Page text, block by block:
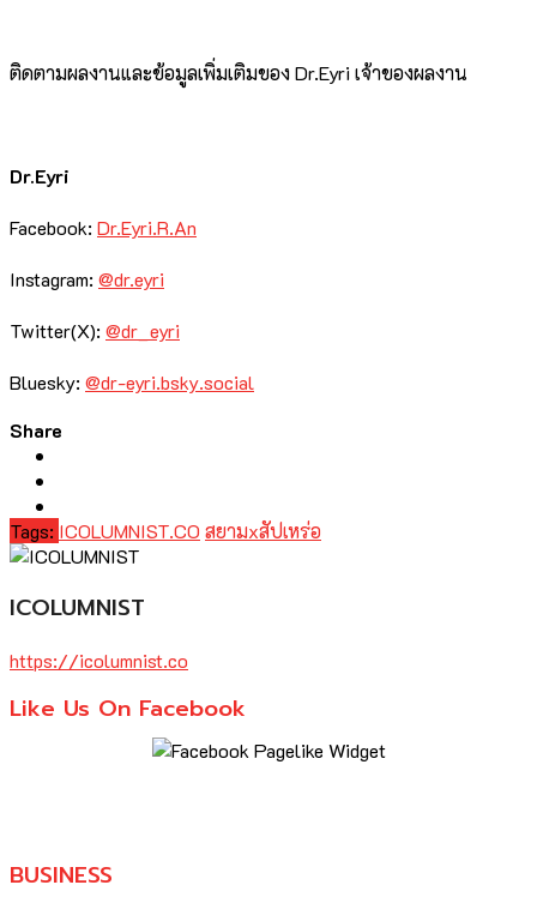
ติดตามผลงานและข้อมูลเพิ่มเติมของ Dr.Eyri เจ้าของผลงาน
Dr.Eyri
Facebook: Dr.Eyri.R.An
Instagram: @dr.eyri
Twitter(X): @dr_eyri
Bluesky: @dr-eyri.bsky.social
Share
Tags: ICOLUMNIST.CO สยามxสัปเหร่อ
ICOLUMNIST
https://icolumnist.co
Like Us On Facebook
BUSINESS